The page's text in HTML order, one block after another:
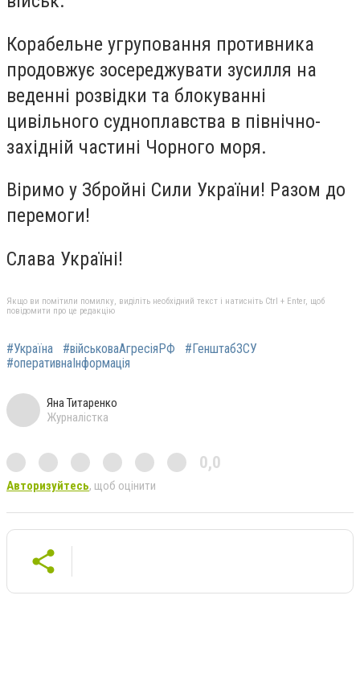
Корабельне угруповання противника
продовжує зосереджувати зусилля на
веденні розвідки та блокуванні
цивільного судноплавства в північно-
західній частині Чорного моря.
Віримо у Збройні Сили України! Разом до
перемоги!
Слава Україні!
Якщо ви помітили помилку, виділіть необхідний текст і натисніть Ctrl + Enter, щоб
повідомити про це редакцію
#Україна #військоваАгресіяРФ
#ГенштабЗСУ
#оперативнаІнформація
Яна Титаренко
Журналістка
0,0
Авторизуйтесь, щоб оцінити